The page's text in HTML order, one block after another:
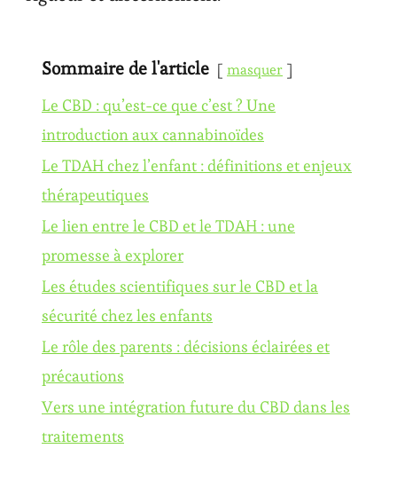
Sommaire de l'article masquer
Le CBD : qu’est-ce que c’est ? Une
introduction aux cannabinoïdes
Le TDAH chez l’enfant : définitions et enjeux
thérapeutiques
Le lien entre le CBD et le TDAH : une
promesse à explorer
Les études scientifiques sur le CBD et la
sécurité chez les enfants
Le rôle des parents : décisions éclairées et
précautions
Vers une intégration future du CBD dans les
traitements